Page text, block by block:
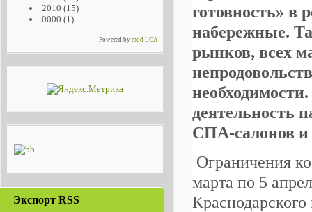
2010 (15)
0000 (1)
Powered bymod LCA
Экспорт RSS
готовность» в
набережные.
рынков, всех
деятельность
СПА-салонов и
Ограничения
марта по 5